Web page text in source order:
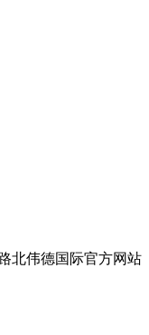
北伟德国际官方网站